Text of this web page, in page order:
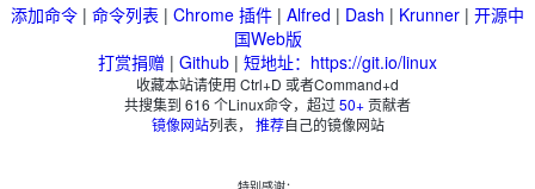
添加命令 | 命令列表 | Chrome 插件 | Alfred | Dash | Krunner | 开源中
国Web版
打赏捐赠 | Github | 短地址：https://git.io/linux
收藏本站请使用 Ctrl+D 或者Command+d
共搜集到 616 个Linux命令，超过50+贡献者
镜像网站列表， 推荐自己的镜像网站